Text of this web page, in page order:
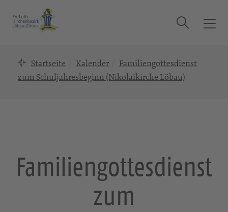
T
a
t
Suche
Startseite Kalender
Familiengottesdienst
zum Schuljahresbeginn (Nikolaikirche Löbau)
Familiengottesdienst
zum